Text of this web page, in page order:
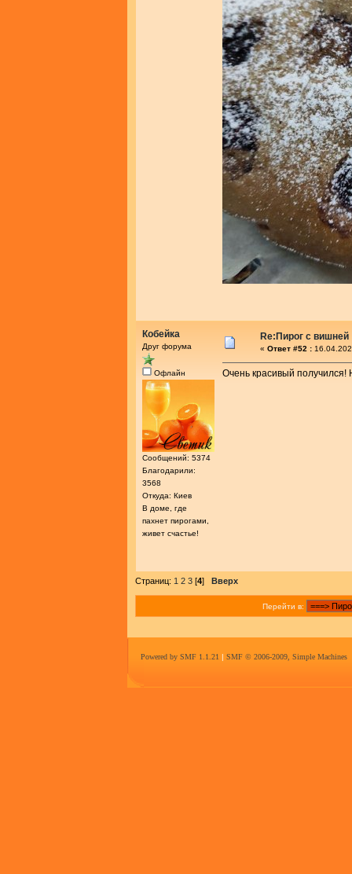
Кобейка
Друг форума
Офлайн
Сообщений: 5374
Благодарили:
3568
Откуда: Киев
В доме, где
пахнет пирогами,
живет счастье!
Re:Пирог с вишней
« Ответ #52 :
Очень красивый получился!
Страниц: 1 2 3 [4] Вверх
Перейти в:
Powered by SMF 1.1.21 | SMF © 2006-2009, Simple Machines